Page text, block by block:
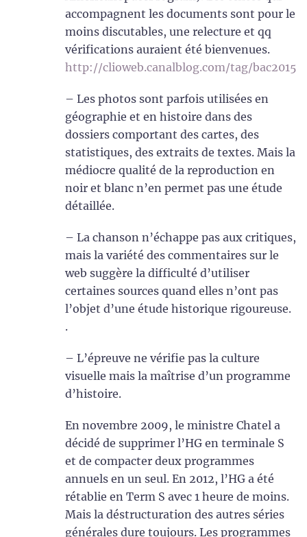
accompagnent les documents sont pour le
moins discutables, une relecture et qq
vérifications auraient été bienvenues.
http://clioweb.canalblog.com/tag/bac2015
– Les photos sont parfois utilisées en
géographie et en histoire dans des
dossiers comportant des cartes, des
statistiques, des extraits de textes. Mais la
médiocre qualité de la reproduction en
noir et blanc n’en permet pas une étude
détaillée.
– La chanson n’échappe pas aux critiques,
mais la variété des commentaires sur le
web suggère la difficulté d’utiliser
certaines sources quand elles n’ont pas
l’objet d’une étude historique rigoureuse.
.
– L’épreuve ne vérifie pas la culture
visuelle mais la maîtrise d’un programme
d’histoire.
En novembre 2009, le ministre Chatel a
décidé de supprimer l’HG en terminale S
et de compacter deux programmes
annuels en un seul. En 2012, l’HG a été
rétablie en Term S avec 1 heure de moins.
Mais la déstructuration des autres séries
générales dure toujours. Les programmes